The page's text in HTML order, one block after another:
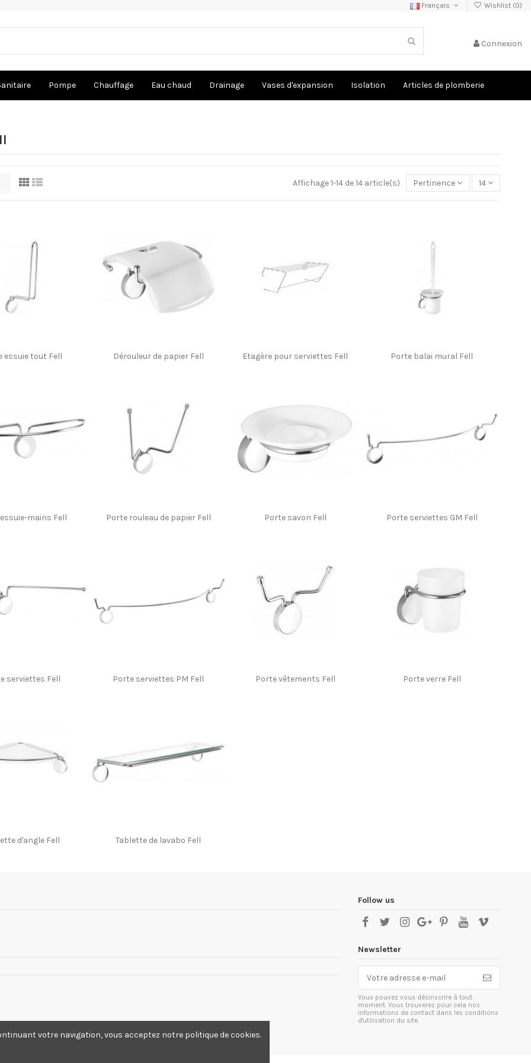
Français Wishlist (0)
Connexion
Pompe Chauffage Eau chaud Drainage Vases d'expansion Isolation Articles de plomberie
Affichage 1-14 de 14 article(s) Pertinence 14
essuie tout Fell Dérouleur de papier Fell Etagère pour serviettes Fell Porte balai mural Fell
mains Fell Porte rouleau de papier Fell Porte savon Fell Porte serviettes GM Fell
serviettes Fell Porte serviettes PM Fell Porte vêtements Fell Porte verre Fell
d'angle Fell Tablette de lavabo Fell
Follow us
Newsletter
Vous pouvez vous désinscrire à tout
moment. Vous trouverez pour cela nos
informations de contact dans les conditions
d'utilisation du site.
votre navigation, vous acceptez notre politique de cookies.